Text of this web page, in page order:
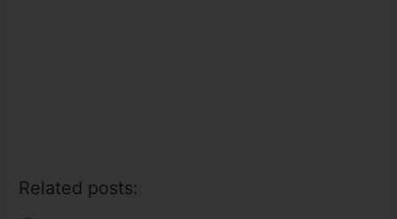
Related posts: